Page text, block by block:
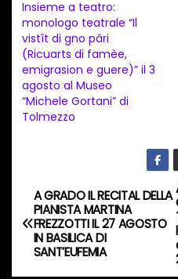
o
i
n
c
o
…
Insieme a teatro:
monologo teatrale “Il
vistît di gno pâri
(Ricuarts di famèe,
emigrasion e guere)” il 3
agosto al Museo
“Michele Gortani” di
Tolmezzo
N
a
v
A GRADO IL RECITAL DELLA
PIANISTA MARTINA
FREZZOTTI IL 27 AGOSTO
IN BASILICA DI
SANT’EUFEMIA